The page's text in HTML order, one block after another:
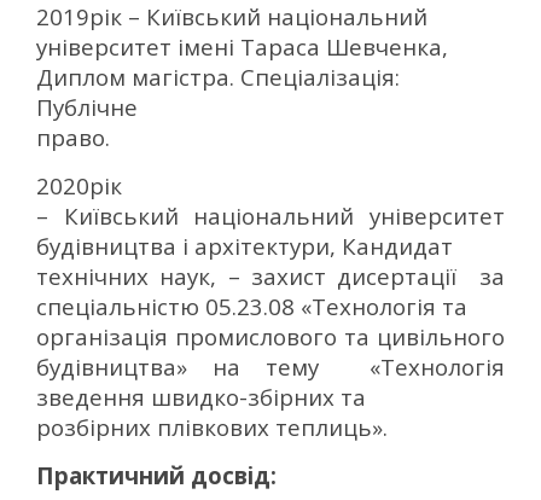
2019рік – Київський національний
університет імені Тараса Шевченка,
Диплом магістра. Спеціалізація:
Публічне
право.
2020рік
– Київський національний університет
будівництва і архітектури, Кандидат
технічних наук, – захист дисертації за
спеціальністю 05.23.08 «Технологія та
організація промислового та цивільного
будівництва» на тему «Технологія
зведення швидко-збірних та
розбірних плівкових теплиць».
Практичний досвід: